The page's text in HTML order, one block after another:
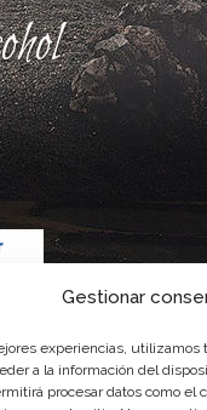
Gestionar
experiencias, utilizamos
a la información del
procesar datos como el